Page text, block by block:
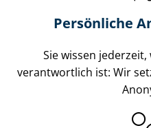
Persönliche
Sie wissen
verantwortlich ist: Wir